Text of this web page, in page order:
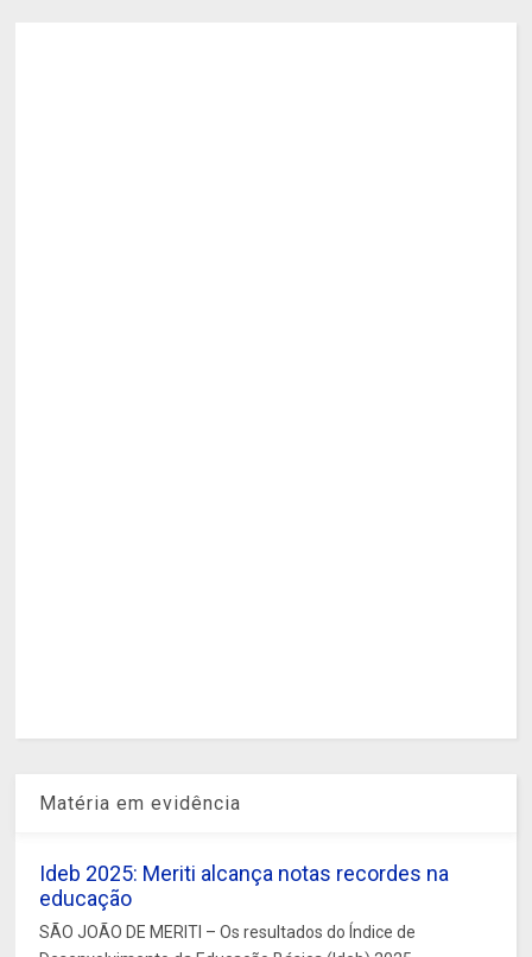
Matéria em evidência
Ideb 2025: Meriti alcança notas recordes na
educação
SÃO JOÃO DE MERITI – Os resultados do Índice de